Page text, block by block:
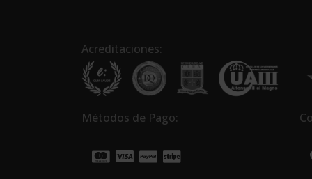
Acreditaciones:
Métodos de Pago: